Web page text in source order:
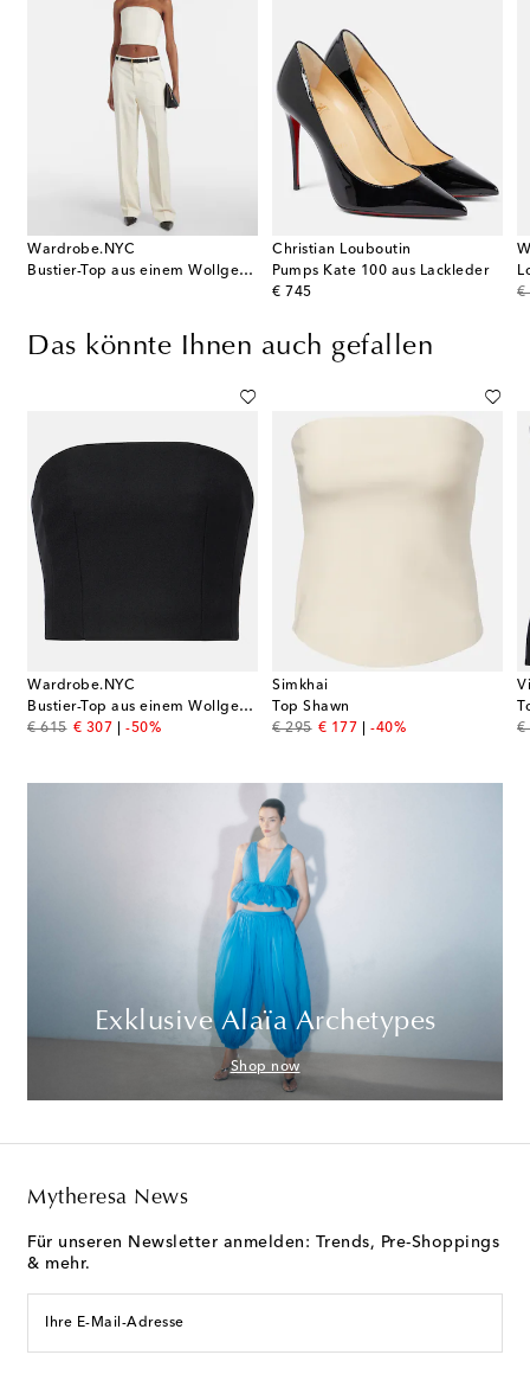
Wardrobe.NYC
Bustier-Top aus einem Wollgemisch
Christian Louboutin
Pumps Kate 100 aus Lackleder
€ 745
original price
€
Das könnte Ihnen auch gefallen
Wardrobe.NYC
Bustier-Top aus einem Wollgemisch
€ 615
original price
€ 307
discount price
-50%
Simkhai
Top Shawn
€ 295
original price
€ 177
discount price
-40%
€
Exklusive Alaïa Archetypes
Shop now
Mytheresa News
Für unseren Newsletter anmelden: Trends, Pre-Shoppings
& mehr.
Ihre E-Mail-Adresse